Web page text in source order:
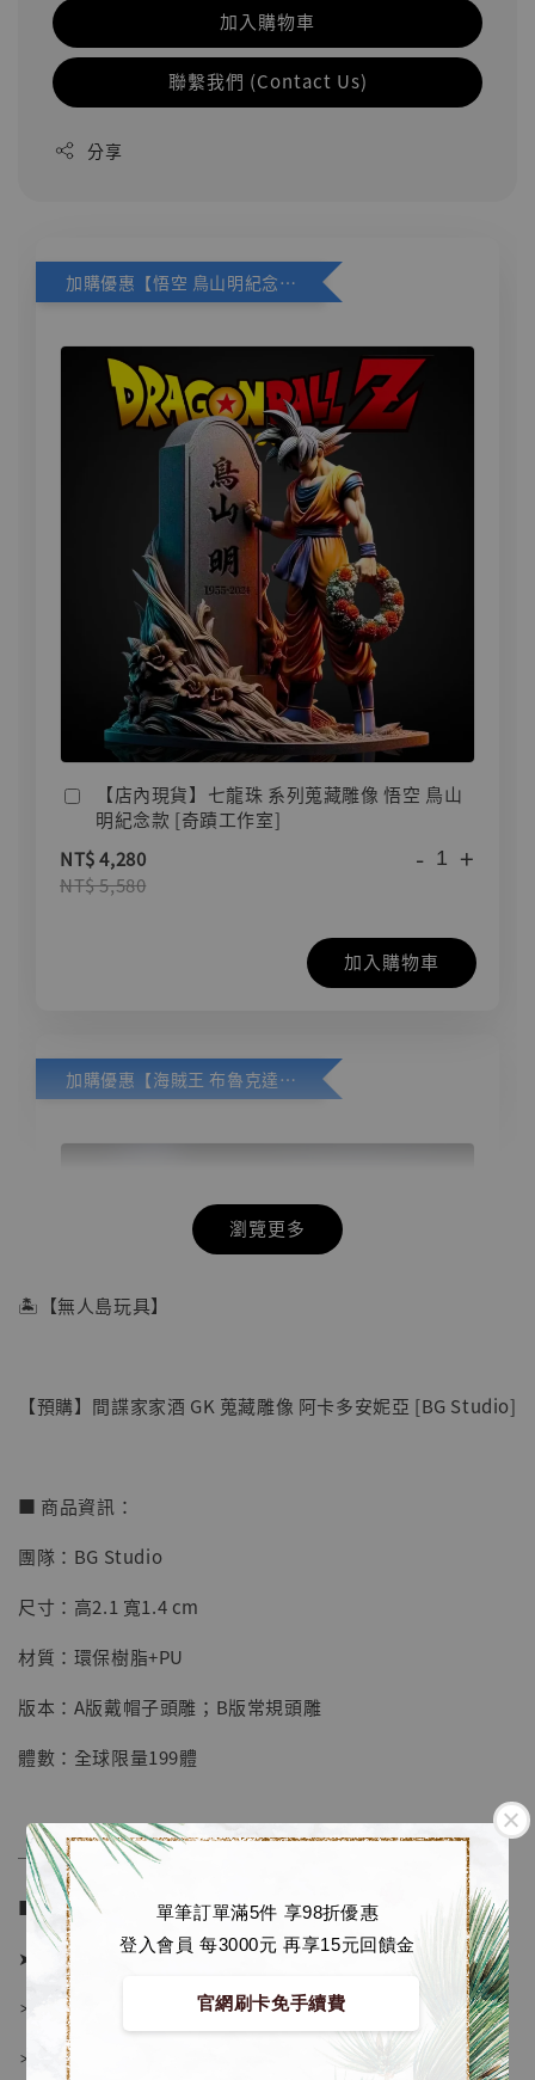
單筆訂單滿5件 享98折優惠
登入會員 每3000元 再享15元回饋金
官網刷卡免手續費
加入購物車
聯繫我們 (Contact Us)
分享
加購優惠【悟空 鳥山明紀念款 [奇蹟工作室]】
【店內現貨】七龍珠 系列蒐藏雕像 悟空 鳥山
明紀念款 [奇蹟工作室]
NT$ 4,280
NT$ 5,580
- +
加入購物車
加購優惠【海賊王 布魯克達摩 [7STARS Studio]】
摩 [7STARS Studio]
NT$ 1,500
瀏覽更多
🏝【無人島玩具】
【預購】間諜家家酒 GK 蒐藏雕像 阿卡多安妮亞 [BG Studio]
■ 商品資訊：
團隊：BG Studio
尺寸：高2.1 寬1.4 cm
材質：環保樹脂+PU
版本：A版戴帽子頭雕；B版常規頭雕
體數：全球限量199體
──────────────
■ 販售資訊 (NT$)：
➤ 價格 3580元 (訂金1580)
＊ 國際運費另計
＊ 刷卡免手續費